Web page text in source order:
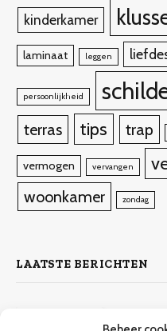
kinderkamer
laminaat leggen
persoonlijkheid
terras tips trap
vermogen vervangen
woonkamer zondag
LAATSTE BERICHTEN